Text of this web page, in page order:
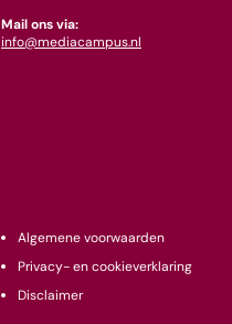
Mail ons via:
info@mediacampus.nl
Algemene voorwaarden
Privacy- en cookieverklaring
Disclaimer